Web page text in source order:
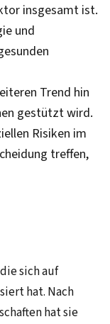
insgesamt ist.
und
Trend hin
gestützt wird.
Risiken im
treffen,
sich auf
hat. Nach
hat sie